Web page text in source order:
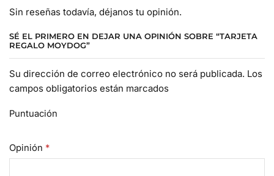
Sin reseñas todavía, déjanos tu opinión.
SÉ EL PRIMERO EN DEJAR UNA OPINIÓN SOBRE “TARJETA
REGALO MOYDOG”
Su dirección de correo electrónico no será publicada. Los
campos obligatorios están marcados
Puntuación
Opinión *